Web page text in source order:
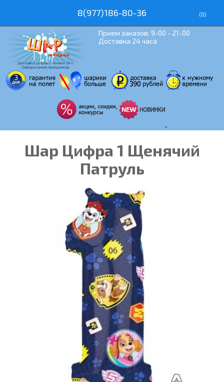
8(977)186-80-36 (0)
Прием заказов: 9-00 - 21-00
Доставка 24 часа
Шар Цифра 1 Щенячий
Патруль